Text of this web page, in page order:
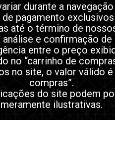
durante a
pagamento
até o término de
análise e confirmação de
entre o preço
no “carrinho de
no site, o valor válido é
compras”.
do site podem
meramente ilustrativas.